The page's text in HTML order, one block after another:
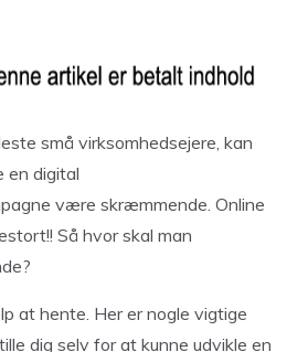
små virksomhedsejere, kan
en digital
være skræmmende. Online
Så hvor skal man
at hente. Her er nogle vigtige
dig selv for at kunne udvikle en